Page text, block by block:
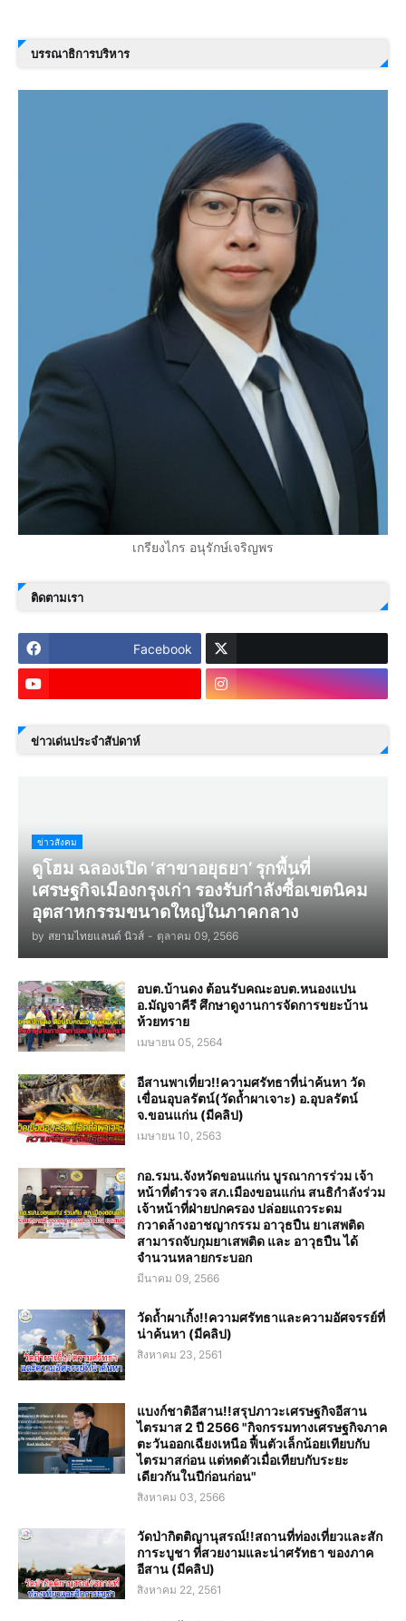
บรรณาธิการบริหาร
เกรียงไกร อนุรักษ์เจริญพร
ติดตามเรา
Facebook
ข่าวเด่นประจำสัปดาห์
ข่าวสังคม
ดูโฮม ฉลองเปิด ‘สาขาอยุธยา’ รุกพื้นที่
เศรษฐกิจเมืองกรุงเก่า รองรับกำลังซื้อเขตนิคม
อุตสาหกรรมขนาดใหญ่ในภาคกลาง
by สยามไทยแลนด์ นิวส์ - ตุลาคม 09, 2566
อบต.บ้านดง ต้อนรับคณะอบต.หนองแปน
อ.มัญจาคีรี ศึกษาดูงานการจัดการขยะบ้าน
ห้วยทราย
เมษายน 05, 2564
อีสานพาเที่ยว!!ความศรัทธาที่น่าค้นหา วัด
เขื่อนอุบลรัตน์(วัดถ้ำผาเจาะ) อ.อุบลรัตน์
จ.ขอนแก่น (มีคลิป)
เมษายน 10, 2563
กอ.รมน.จังหวัดขอนแก่น บูรณาการร่วม เจ้า
หน้าที่ตำรวจ สภ.เมืองขอนแก่น สนธิกำลังร่วม
เจ้าหน้าที่ฝ่ายปกครอง ปล่อยแถวระดม
กวาดล้างอาชญากรรม อาวุธปืน ยาเสพติด
สามารถจับกุมยาเสพติด และ อาวุธปืน ได้
จำนวนหลายกระบอก
มีนาคม 09, 2566
วัดถ้ำผาเกิ้ง!!ความศรัทธาและความอัศจรรย์ที่
น่าค้นหา (มีคลิป)
สิงหาคม 23, 2561
แบงก์ชาติอีสาน!!สรุปภาวะเศรษฐกิจอีสาน
ไตรมาส 2 ปี 2566 "กิจกรรมทางเศรษฐกิจภาค
ตะวันออกเฉียงเหนือ ฟื้นตัวเล็กน้อยเทียบกับ
ไตรมาสก่อน แต่หดตัวเมื่อเทียบกับระยะ
เดียวกันในปีก่อนก่อน"
สิงหาคม 03, 2566
วัดป่ากิตติญานุสรณ์!!สถานที่ท่องเที่ยวและสัก
การะบูชา ที่สวยงามและน่าศรัทธา ของภาค
อีสาน (มีคลิป)
สิงหาคม 22, 2561